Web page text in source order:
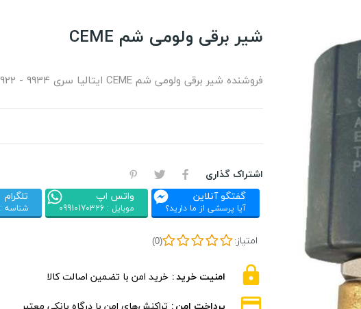
شیر برقی ولومی شم CEME
فروشنده شیر برقی ولومی شم CEME ایتالیا سری 9934 - 9922
اشتراک گذاری
گفتگو آنلاین
آیا پرسشی از ما دارید؟
واتس اپ
موبایل : 09910170326
تلگرام
شناسه : penoresan@
امتیاز: (0)
امنیت خرید خرید امن با تضمین اصالت کالا